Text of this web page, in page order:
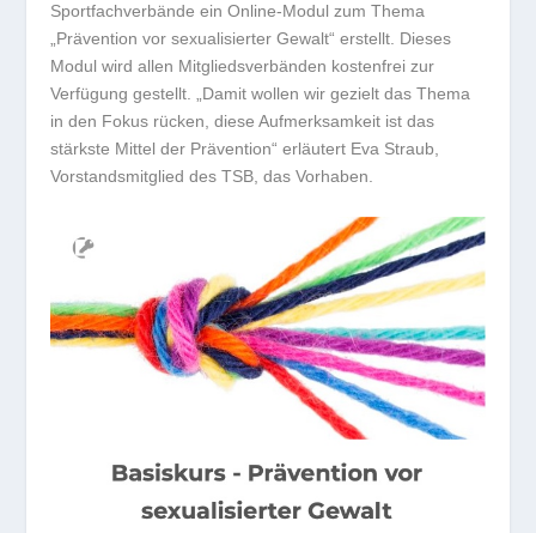
Sportfachverbände ein Online-Modul zum Thema
„Prävention vor sexualisierter Gewalt“ erstellt. Dieses
Modul wird allen Mitgliedsverbänden kostenfrei zur
Verfügung gestellt. „Damit wollen wir gezielt das Thema
in den Fokus rücken, diese Aufmerksamkeit ist das
stärkste Mittel der Prävention“ erläutert Eva Straub,
Vorstandsmitglied des TSB, das Vorhaben.